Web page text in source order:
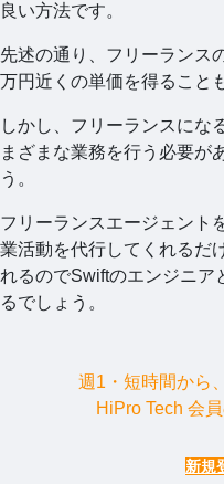
良い方法です。
先述の通り、フリーランス
万円近くの単価を得ること
しかし、フリーランスにな
まざまな業務を行う必要が
う。
フリーランスエージェント
業活動を代行してくれるだ
れるのでSwiftのエンジニア
るでしょう。
週1・短時間から
HiPro Tech 会
新規